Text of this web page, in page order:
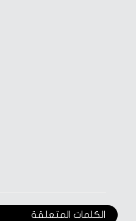
الكلمات المتعلقة‎